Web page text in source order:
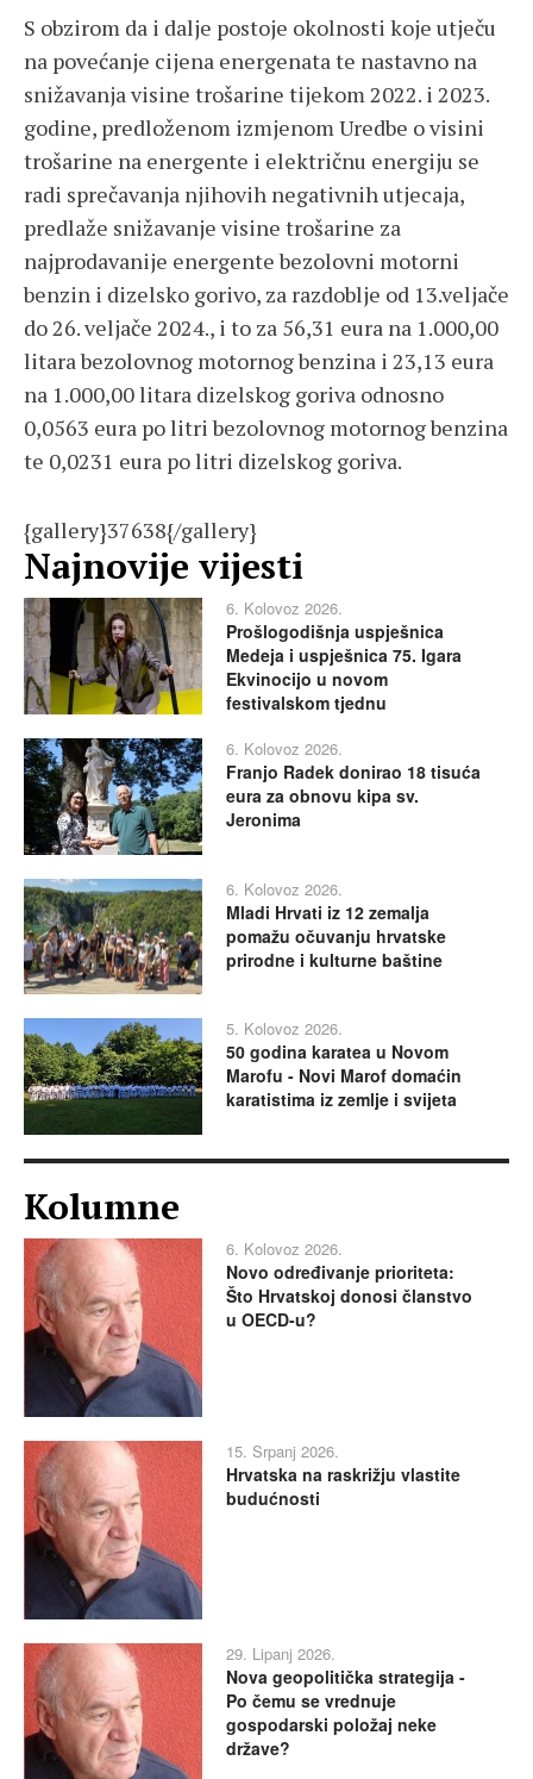
S obzirom da i dalje postoje okolnosti koje utječu
na povećanje cijena energenata te nastavno na
snižavanja visine trošarine tijekom 2022. i 2023.
godine, predloženom izmjenom Uredbe o visini
trošarine na energente i električnu energiju se
radi sprečavanja njihovih negativnih utjecaja,
predlaže snižavanje visine trošarine za
najprodavanije energente bezolovni motorni
benzin i dizelsko gorivo, za razdoblje od 13.veljače
do 26. veljače 2024., i to za 56,31 eura na 1.000,00
litara bezolovnog motornog benzina i 23,13 eura
na 1.000,00 litara dizelskog goriva odnosno
0,0563 eura po litri bezolovnog motornog benzina
te 0,0231 eura po litri dizelskog goriva.
{gallery}37638{/gallery}
Najnovije vijesti
6. Kolovoz 2026.
Prošlogodišnja uspješnica
Medeja i uspješnica 75. Igara
Ekvinocijo u novom
festivalskom tjednu
6. Kolovoz 2026.
Franjo Radek donirao 18 tisuća
eura za obnovu kipa sv.
Jeronima
6. Kolovoz 2026.
Mladi Hrvati iz 12 zemalja
pomažu očuvanju hrvatske
prirodne i kulturne baštine
5. Kolovoz 2026.
50 godina karatea u Novom
Marofu - Novi Marof domaćin
karatistima iz zemlje i svijeta
Kolumne
6. Kolovoz 2026.
Novo određivanje prioriteta:
Što Hrvatskoj donosi članstvo
u OECD-u?
15. Srpanj 2026.
Hrvatska na raskrižju vlastite
budućnosti
29. Lipanj 2026.
Nova geopolitička strategija -
Po čemu se vrednuje
gospodarski položaj neke
države?